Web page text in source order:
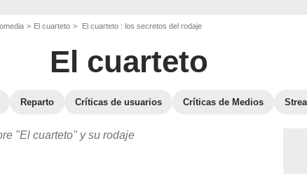
El cuarteto El cuarteto : los secretos del rodaje
El cuarteto
Reparto Críticas de usuarios Críticas de Medios
"El cuarteto" y su rodaje